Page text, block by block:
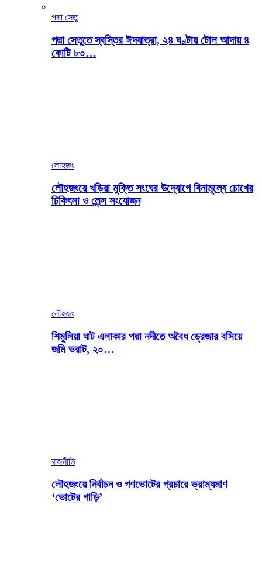
পদ্মা সেতু
পদ্মা সেতুতে স্বস্তির ঈদযাত্রা, ২৪ ঘণ্টায় টোল আদায় ৪
কোটি ৮০…
লৌহজং
লৌহজংয়ে খড়িয়া মুক্তি সংঘের উদ্যোগে বিনামূল্যে চোখের
চিকিৎসা ও লেন্স সংযোজন
লৌহজং
শিমুলিয়া ঘাট এলাকার পদ্মা নদীতে অবৈধ ড্রেজার বসিয়ে
জমি ভরাট, ২০…
রাজনীতি
লৌহজংয়ে নির্বাচন ও গণভোটের প্রচারে ভ্রাম্যমাণ
‘ভোটের গাড়ি’